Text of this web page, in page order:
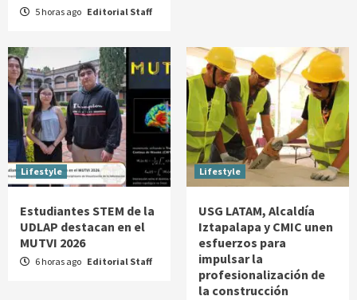
5 horas ago Editorial Staff
Lifestyle
Estudiantes STEM de la
UDLAP destacan en el
MUTVI 2026
6 horas ago Editorial Staff
Lifestyle
USG LATAM, Alcaldía
Iztapalapa y CMIC unen
esfuerzos para
impulsar la
profesionalización de
la construcción